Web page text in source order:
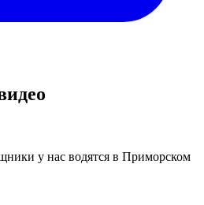
у нас водятся в Приморском